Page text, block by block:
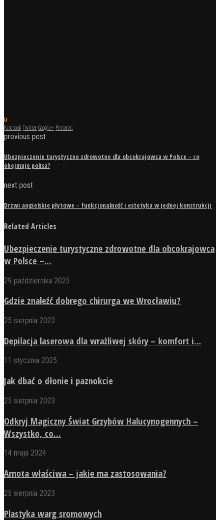
0
FacebookTwitterGoogle + Pinterest
previous post
Ubezpieczenie turystyczne zdrowotne dla obcokrajowca w Polsce – co
obejmuje polisa?
next post
Drzwi angielskie płytowe – funkcjonalność i estetyka w jednej konstrukcji
Related Articles
Ubezpieczenie turystyczne zdrowotne dla obcokrajowca
w Polsce –...
29 października 2025
Gdzie znaleźć dobrego chirurga we Wrocławiu?
25 sierpnia 2023
Depilacja laserowa dla wrażliwej skóry – komfort i...
11 stycznia 2025
Jak dbać o dłonie i paznokcie
25 sierpnia 2023
Odkryj Magiczny Świat Grzybów Halucynogennych –
Wszystko, co...
14 maja 2024
Arnota właściwa – jakie ma zastosowania?
25 sierpnia 2023
Plastyka warg sromowych